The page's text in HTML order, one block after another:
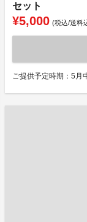
セット
¥5,000 (税込/送料
ご提供予定時期：5月